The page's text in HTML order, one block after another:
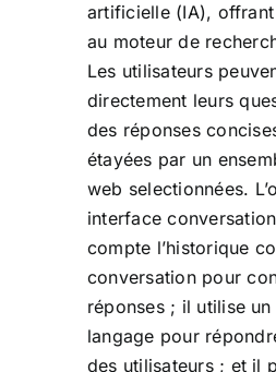
artificielle (IA),
au moteur de
Les utilisateurs
directement leurs
des réponses
étayées par un
web selectionnées.
interface
compte l’historique
conversation pour
réponses ; il utilise
langage pour
des utilisateurs ; et il